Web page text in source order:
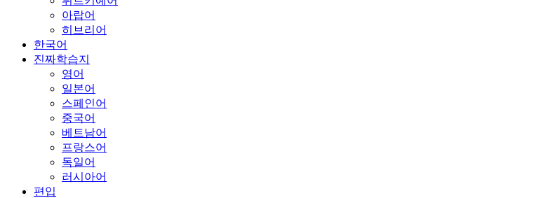
아랍어
히브리어
한국어
진짜학습지
영어
일본어
스페인어
중국어
베트남어
프랑스어
독일어
러시아어
편입